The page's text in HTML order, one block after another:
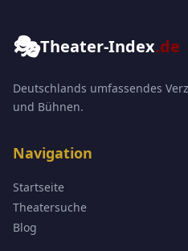
🎭Theater-Index.de
Deutschlands umfassendes
und Bühnen.
Navigation
Startseite
Theatersuche
Blog